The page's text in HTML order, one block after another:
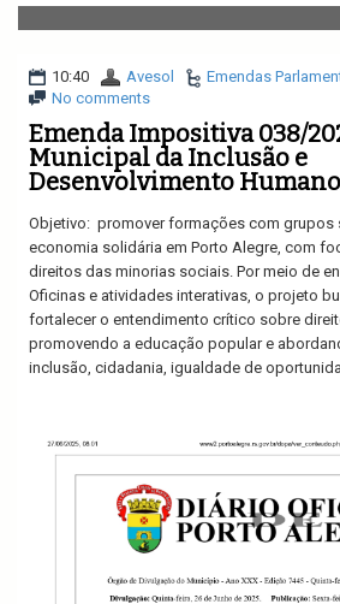
v
i
a
o
n
10:40 Avesol
Emendas
No comments
Emenda Impositiva 038/
Municipal da Inclusão e
Desenvolvimento
Objetivo: promover formações com grupos
economia solidária em Porto Alegre, com
direitos das minorias sociais. Por meio de
Oficinas e atividades interativas, o projeto
fortalecer o entendimento crítico sobre
promovendo a educação popular e
inclusão, cidadania, igualdade de